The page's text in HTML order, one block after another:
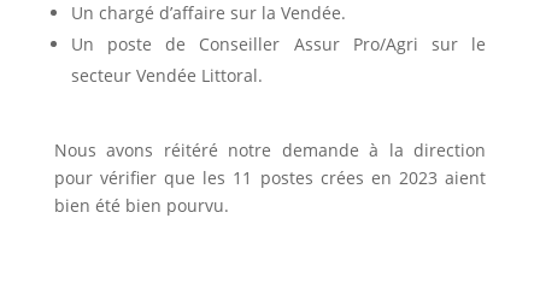
Un chargé d’affaire sur la Vendée.
Un poste de Conseiller Assur Pro/Agri sur le
secteur Vendée Littoral.
Nous avons réitéré notre demande à la direction
pour vérifier que les 11 postes crées en 2023 aient
bien été bien pourvu.